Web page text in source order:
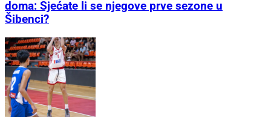
doma: Sjećate li se njegove prve sezone u
Šibenci?